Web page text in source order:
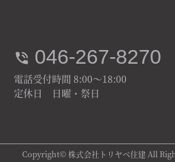
046-267-8270
電話受付時間 8:00～18:00
定休日 日曜・祭日
Copyright© 株式会社トリヤベ住建 All